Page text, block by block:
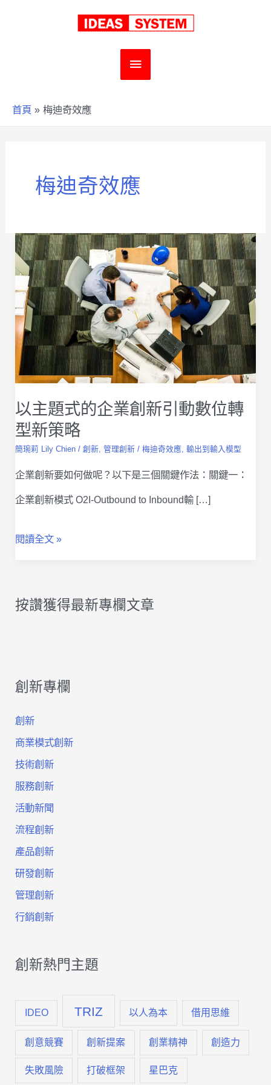
主
首頁 梅迪奇效應
梅迪奇效應
以主題式的企業創新引動數位轉
型新策略
簡琬莉 Lily Chien/創新,管理創新 /梅迪奇效應,輸出到輸入模型
企業創新要如何做呢？以下是三個關鍵作法：關鍵一：
企業創新模式 O2I-Outbound to Inbound輸 […]
以
式
業
新
引
動
數
位
新
略
閱讀全文 »
按讚獲得最新專欄文章
創新專欄
創新
商業模式創新
技術創新
服務創新
活動新聞
流程創新
產品創新
研發創新
管理創新
行銷創新
創新熱門主題
IDEO TRIZ 以人為本 借用思維
創意競賽 創新提案 創業精神 創造力
失敗風險 打破框架 星巴克